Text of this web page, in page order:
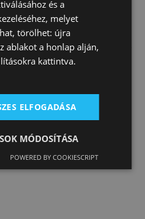
(Frottír)
Ft
Lótakaró
Tattini Egy
Színű
25 450 Ft
és a
melyet
törölhet: újra
ablakot a honlap alján,
kattintva.
ELFOGADÁSA
MÓDOSÍTÁSA
POWERED BY COOKIESCRIPT